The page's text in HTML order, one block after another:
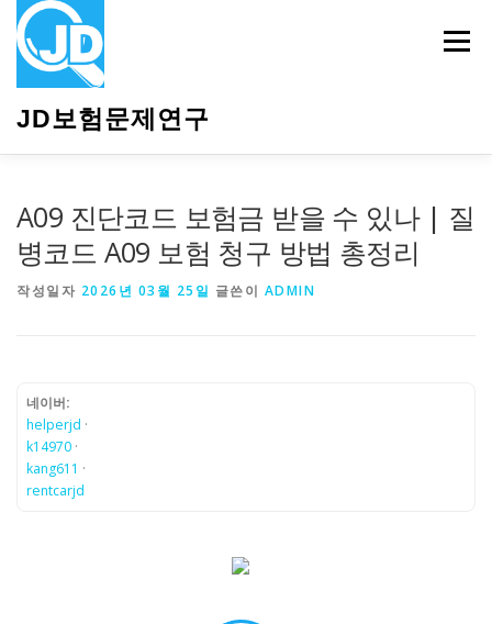
JD보험문제연구
메뉴
A09 진단코드 보험금 받을 수 있나 | 질
병코드 A09 보험 청구 방법 총정리
작성일자 2026년 03월 25일 글쓴이 ADMIN
네이버:
helperjd ·
k14970 ·
kang611 ·
rentcarjd